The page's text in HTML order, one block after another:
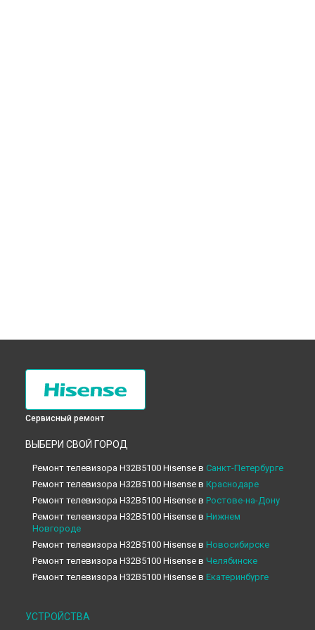
Сервисный ремонт
ВЫБЕРИ СВОЙ ГОРОД
Ремонт телевизора H32B5100 Hisense в Санкт-Петербурге
Ремонт телевизора H32B5100 Hisense в Краснодаре
Ремонт телевизора H32B5100 Hisense в Ростове-на-Дону
Ремонт телевизора H32B5100 Hisense в Нижнем
Новгороде
Ремонт телевизора H32B5100 Hisense в Новосибирске
Ремонт телевизора H32B5100 Hisense в Челябинске
Ремонт телевизора H32B5100 Hisense в Екатеринбурге
Ремонт телевизора H32B5100 Hisense в
УСТРОЙСТВА